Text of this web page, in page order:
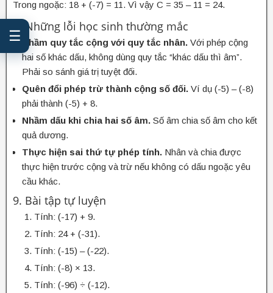
Trong ngoặc: 18 + (-7) = 11. Vì vậy C = 35 – 11 = 24.
8. Những lỗi học sinh thường mắc
Nhầm quy tắc cộng với quy tắc nhân. Với phép cộng
hai số khác dấu, không dùng quy tắc “khác dấu thì âm”.
Phải so sánh giá trị tuyệt đối.
Quên đổi phép trừ thành cộng số đối. Ví dụ (-5) – (-8)
phải thành (-5) + 8.
Nhầm dấu khi chia hai số âm. Số âm chia số âm cho kết
quả dương.
Thực hiện sai thứ tự phép tính. Nhân và chia được
thực hiện trước cộng và trừ nếu không có dấu ngoặc yêu
cầu khác.
9. Bài tập tự luyện
Tính: (-17) + 9.
Tính: 24 + (-31).
Tính: (-15) – (-22).
Tính: (-8) × 13.
Tính: (-96) ÷ (-12).
☰